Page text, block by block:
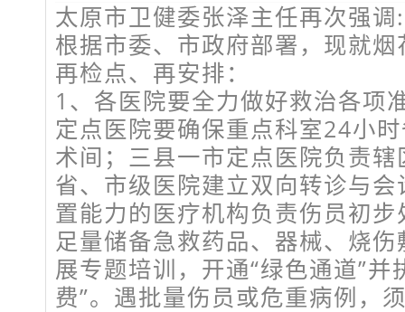
太原市卫健委张泽主任再次强调:
根据市委、市政府部署，现就
再检点、再安排：
1、各医院要全力做好救治各项
定点医院要确保重点科室24小
术间；三县一市定点医院负责
省、市级医院建立双向转诊与
置能力的医疗机构负责伤员初
足量储备急救药品、器械、烧
展专题培训，开通“绿色通道”并
费”。遇批量伤员或危重病例，